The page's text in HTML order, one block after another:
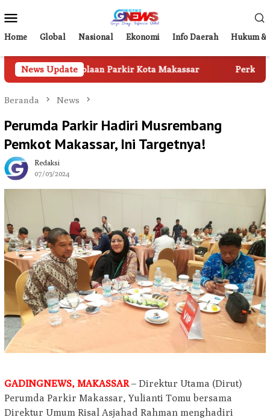
ke
kontenMobile
Home Global Nasional Ekonomi Info Daerah Hukum &
News UpdateParkir Kota Makassar Perkuat Digitalisasi
Beranda News
Perumda Parkir Hadiri Musrembang
Pemkot Makassar, Ini Targetnya!
Redaksi
07/03/2024
GADINGNEWS, MAKASSAR– Direktur Utama (Dirut)
Perumda Parkir Makassar, Yulianti Tomu bersama
Direktur Umum Risal Asjahad Rahman menghadiri